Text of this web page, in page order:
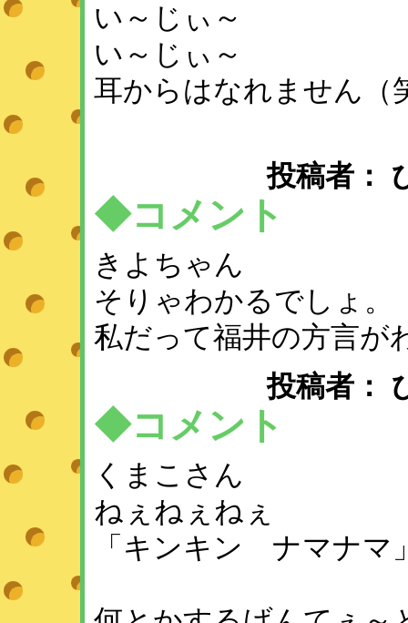
い～じぃ～
い～じぃ～
耳からはなれません（
投稿者：
◆コメント
きよちゃん
そりゃわかるでしょ。
私だって福井の方言が
投稿者：
◆コメント
くまこさん
ねぇねぇねぇ
「キンキン ナマナマ